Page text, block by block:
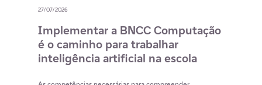
27/07/2026
Implementar a BNCC Computação
é o caminho para trabalhar
inteligência artificial na escola